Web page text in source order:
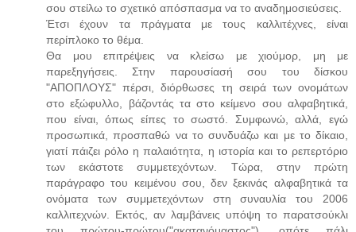
σου στείλω το σχετικό απόσπασμα να το αναδημοσιεύσεις.
Έτσι έχουν τα πράγματα με τους καλλιτέχνες, είναι
περίπλοκο το θέμα.
Θα μου επιτρέψεις να κλείσω με χιούμορ, μη με
παρεξηγήσεις. Στην παρουσίασή σου του δίσκου
"ΑΠΟΠΛΟΥΣ" πέρσι, διόρθωσες τη σειρά των ονομάτων
στο εξώφυλλο, βάζοντάς τα στο κείμενο σου αλφαβητικά,
που είναι, όπως είπες το σωστό. Συμφωνώ, αλλά, εγώ
προσωπικά, προσπαθώ να το συνδυάζω και με το δίκαιο,
γιατί πάιζει ρόλο η παλαιότητα, η ιστορία και το ρεπερτόριο
των εκάστοτε συμμετεχόντων. Τώρα, στην πρώτη
παράγραφο του κειμένου σου, δεν ξεκινάς αλφαβητικά τα
ονόματα των συμμετεχόντων στη συναυλία του 2006
καλλιτεχνών. Εκτός, αν λαμβάνεις υπόψη το παρατσούκλι